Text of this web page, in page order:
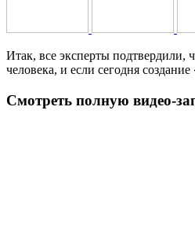
Итак, все эксперты подтвердили,
человека, и если сегодня
Смотреть полную видео-